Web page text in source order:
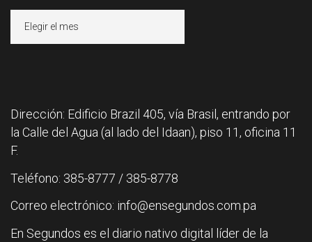
Dirección: Edificio Brazil 405, vía Brasil, entrando por
la Calle del Agua (al lado del Idaan), piso 11, oficina 11
F.
Teléfono: 385-8777 / 385-8778
Correo electrónico: info@ensegundos.com.pa
En Segundos es el diario nativo digital líder de la